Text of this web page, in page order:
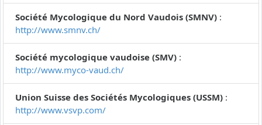
Société Mycologique du Nord Vaudois (SMNV) :
http://www.smnv.ch/
Société mycologique vaudoise (SMV) :
http://www.myco-vaud.ch/
Union Suisse des Sociétés Mycologiques (USSM) :
http://www.vsvp.com/